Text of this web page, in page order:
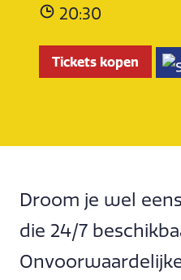
20:30
Tickets kopen
Droom je wel
die 24/7